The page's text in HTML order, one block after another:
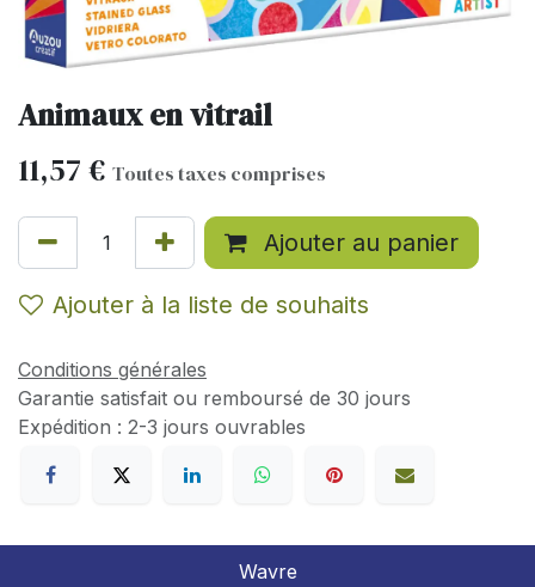
Animaux en vitrail
11,57 € Toutes taxes comprises
Ajouter au panier
Ajouter à la liste de souhaits
Conditions générales
Garantie satisfait ou remboursé de 30 jours
Expédition : 2-3 jours ouvrables
Wavre